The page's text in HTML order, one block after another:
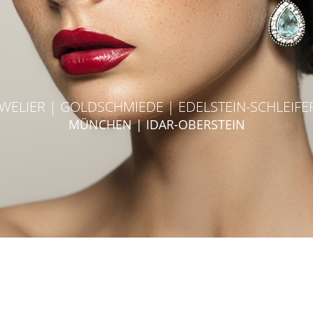
| GOLDSCHMIEDE | EDELSTEIN-
MÜNCHEN | IDAR-OBERSTEIN